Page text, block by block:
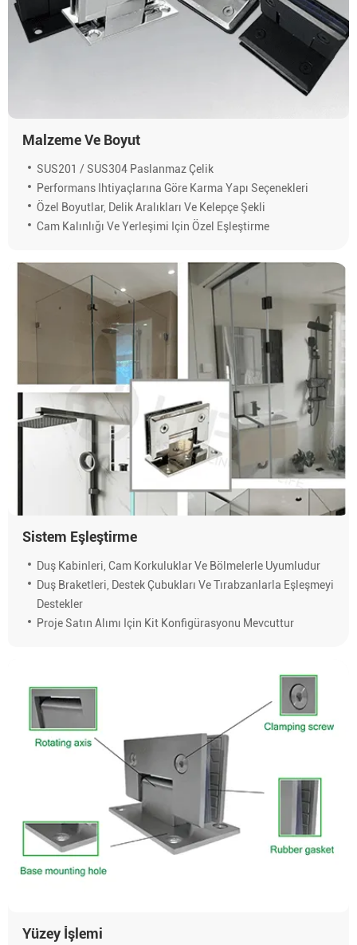
Malzeme Ve Boyut
SUS201 / SUS304 Paslanmaz Çelik
Performans Ihtiyaçlarına Göre Karma Yapı Seçenekleri
Özel Boyutlar, Delik Aralıkları Ve Kelepçe Şekli
Cam Kalınlığı Ve Yerleşimi Için Özel Eşleştirme
Sistem Eşleştirme
Duş Kabinleri, Cam Korkuluklar Ve Bölmelerle Uyumludur
Duş Braketleri, Destek Çubukları Ve Tırabzanlarla Eşleşmeyi
Destekler
Proje Satın Alımı Için Kit Konfigürasyonu Mevcuttur
Yüzey İşlemi